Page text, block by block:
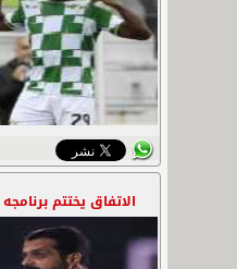
الاتفاق يختتم